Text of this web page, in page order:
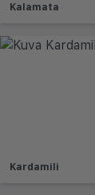
Kalamata
Kardamili